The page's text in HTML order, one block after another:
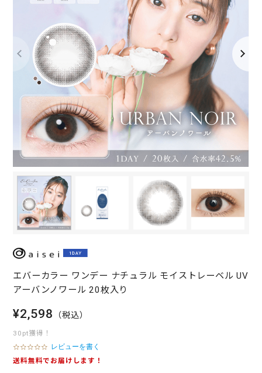
エバーカラー ワンデー ナチュラル モイストレーベル UV
アーバンノワール 20枚入り
¥2,598 （税込）
30pt獲得！
0
.
レビューを書く
送料無料でお届けします！